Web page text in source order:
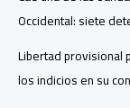
Occidental: siete
Libertad provisional
los indicios en su